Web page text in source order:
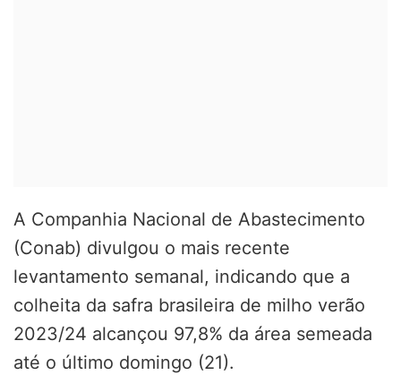
A Companhia Nacional de Abastecimento
(Conab) divulgou o mais recente
levantamento semanal, indicando que a
colheita da safra brasileira de milho verão
2023/24 alcançou 97,8% da área semeada
até o último domingo (21).